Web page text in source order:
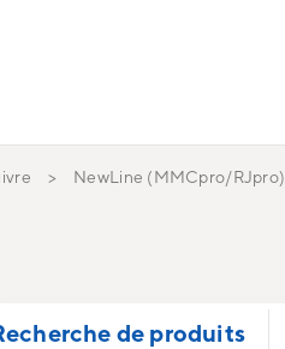
NewLine (MMCpro/RJpro)
de produits